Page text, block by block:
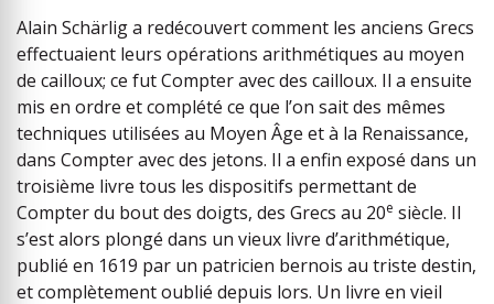
Alain Schärlig a redécouvert comment les anciens Grecs
effectuaient leurs opérations arithmétiques au moyen
de cailloux; ce fut Compter avec des cailloux. Il a ensuite
mis en ordre et complété ce que l’on sait des mêmes
techniques utilisées au Moyen Âge et à la Renaissance,
dans Compter avec des jetons. Il a enfin exposé dans un
troisième livre tous les dispositifs permettant de
Compter du bout des doigts, des Grecs au 20e siècle. Il
s’est alors plongé dans un vieux livre d’arithmétique,
publié en 1619 par un patricien bernois au triste destin,
et complètement oublié depuis lors. Un livre en vieil